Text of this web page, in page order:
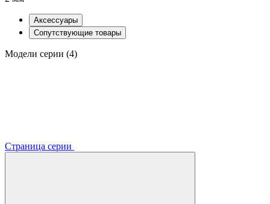
Аксессуары
Сопутствующие товары
Модели серии (4)
Страница серии